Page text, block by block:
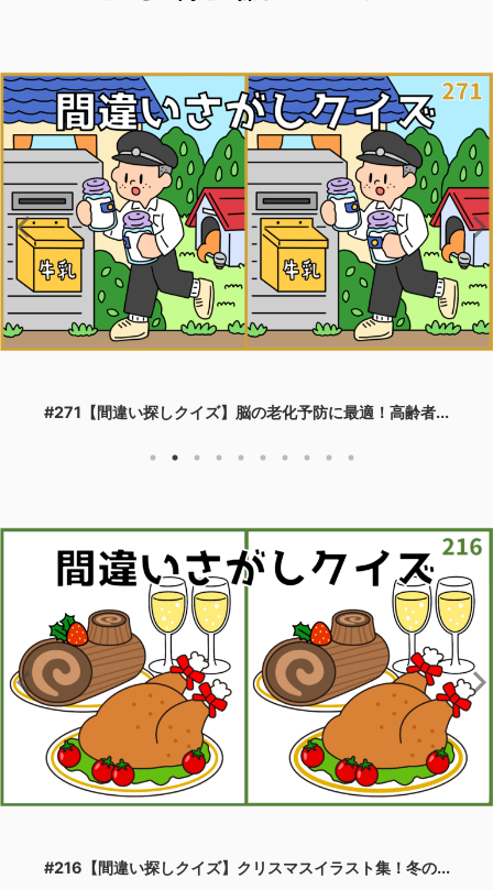
#26【脳トレ間違い探し】高齢者におすすめ！楽しく脳の...
#193【間違い探しクイズ】大人の脳トレに最適！簡単お...